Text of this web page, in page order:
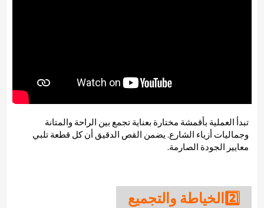
تبدأ العملية بأقمشة مختارة بعناية تجمع بين الراحة والمتانة
وجماليات أزياء الشارع. يضمن القص الدقيق أن كل قطعة تلبي
معايير الجودة الصارمة.
2️⃣الخياطة والتجميع